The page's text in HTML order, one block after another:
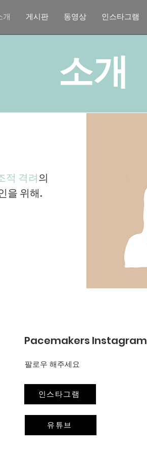
개 게시판 동영상 인스타그램
소개
적 격려의
을 위해.
Pacemakers Instagram
​팔로우 해주세요
인스타그램
유튜브